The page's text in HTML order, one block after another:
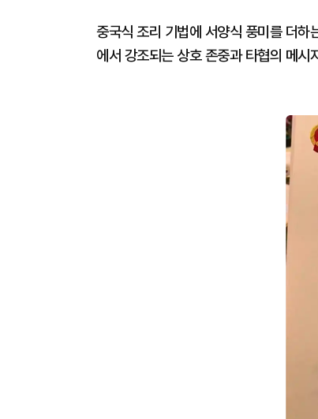
중국식 조리 기법에 서양식 풍미를 더하
에서 강조되는 상호 존중과 타협의 메